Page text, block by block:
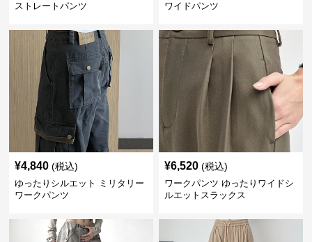
ストレートパンツ
ワイドパンツ
¥4,840 (税込)
ゆったりシルエット ミリタリー
ワークパンツ
¥6,520 (税込)
ワークパンツ ゆったりワイドシ
ルエットスラックス